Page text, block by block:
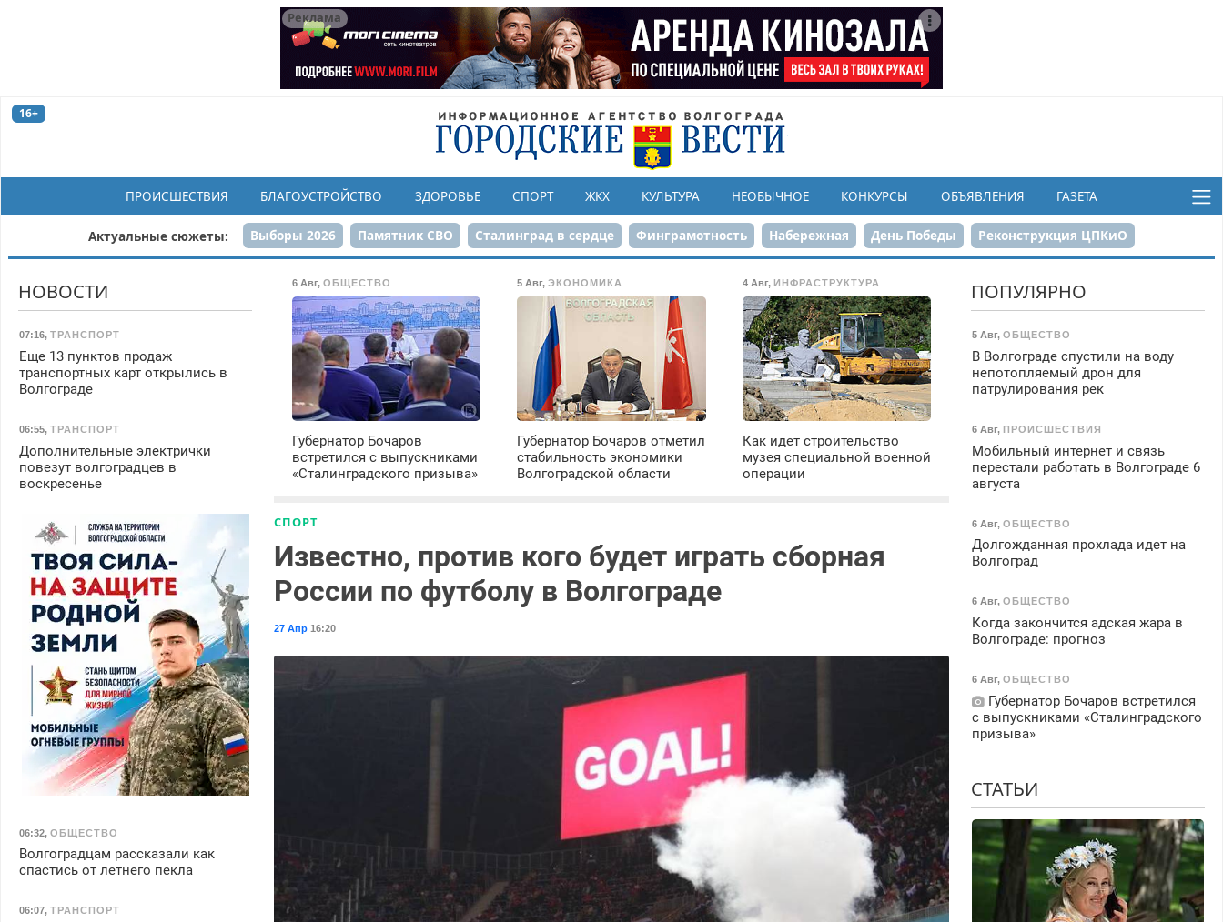
Реклама
16+
ПРОИСШЕСТВИЯ БЛАГОУСТРОЙСТВО ЗДОРОВЬЕ СПОРТ ЖКХ КУЛЬТУРА НЕОБЫЧНОЕ КОНКУРСЫ ОБЪЯВЛЕНИЯ ГАЗЕТА
Актуальные сюжеты: Выборы 2026 Памятник СВО Сталинград в сердце Финграмотность Набережная День Победы Реконструкция ЦПКиО
80-летие Победы Парк Героев-летчиков
6 Авг,ОБЩЕСТВО
Губернатор Бочаров
встретился с выпускниками
«Сталинградского призыва»
5 Авг,ЭКОНОМИКА
Губернатор Бочаров отметил
стабильность экономики
Волгоградской области
4 Авг, ИНФРАСТРУКТУРА
Как идет строительство
музея специальной военной
операции
СПОРТ
Известно, против кого будет играть сборная
России по футболу в Волгограде
27 Апр 16:20
НОВОСТИ
07:16, ТРАНСПОРТ
Еще 13 пунктов продаж
транспортных карт открылись в
Волгограде
06:55, ТРАНСПОРТ
Дополнительные электрички
повезут волгоградцев в
воскресенье
06:32, ОБЩЕСТВО
Волгоградцам рассказали как
спастись от летнего пекла
06:07, ТРАНСПОРТ
ПОПУЛЯРНО
5 Авг, ОБЩЕСТВО
В Волгограде спустили на воду
непотопляемый дрон для
патрулирования рек
6 Авг, ПРОИСШЕСТВИЯ
Мобильный интернет и связь
перестали работать в Волгограде 6
августа
6 Авг, ОБЩЕСТВО
Долгожданная прохлада идет на
Волгоград
6 Авг, ОБЩЕСТВО
Когда закончится адская жара в
Волгограде: прогноз
6 Авг, ОБЩЕСТВО
Губернатор Бочаров встретился
с выпускниками «Сталинградского
призыва»
СТАТЬИ